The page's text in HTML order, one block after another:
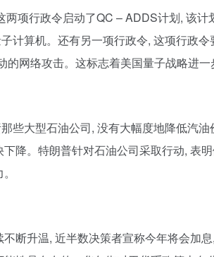
项行政令启动了QC – ADDS计划, 该
计算机。还有另一项行政令, 这项行政
网络攻击。这标志着美国量子战略进
些大型石油公司, 没有大幅度地降低汽
降。特朗普针对石油公司采取行动, 表
断升温, 近半数决策者宣称今年将会加